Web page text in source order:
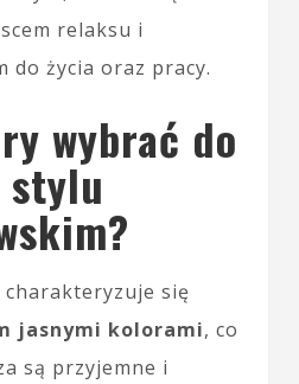
relaksu i
do życia oraz pracy.
wybrać do
stylu
się
jasnymi kolorami, co
są przyjemne i